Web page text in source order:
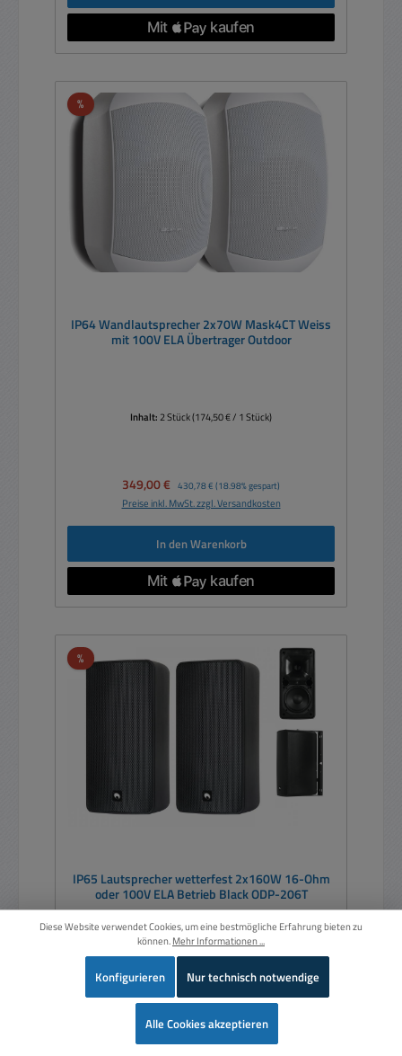
%Rabatt
IP64 Wandlautsprecher 2x70W Mask4CT Weiss
mit 100V ELA Übertrager Outdoor
Inhalt:2 Stück(174,50 € / 1 Stück)
Verkaufspreis:
349,00 € Regulärer Preis:
430,78 € (18.98% gespart)
Preise inkl. MwSt. zzgl. Versandkosten
In den Warenkorb
%Rabatt
IP65 Lautsprecher wetterfest 2x160W 16-Ohm
oder 100V ELA Betrieb Black ODP-206T
Inhalt: 2 Stück(189,50 € / 1 Stück)
Regulärer Preis:
Diese Website verwendet Cookies, um eine bestmögliche Erfahrung bieten zu
können.Mehr Informationen ...
Nur technisch notwendige
Konfigurieren
Alle Cookies akzeptieren